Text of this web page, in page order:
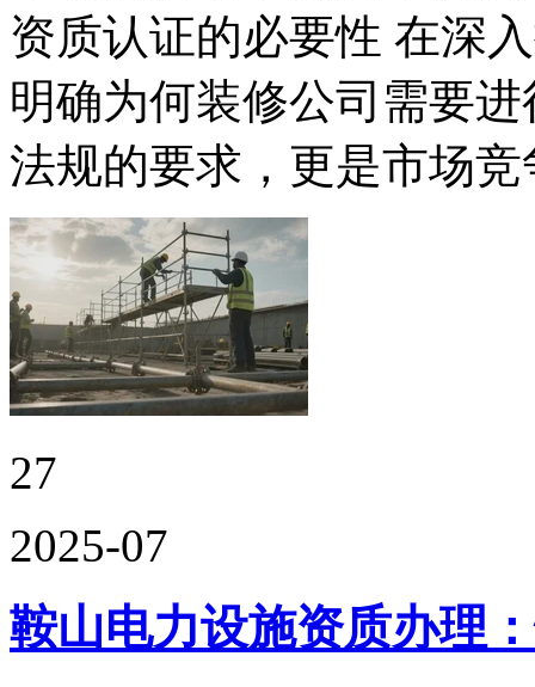
资质认证的必要性 在深
明确为何装修公司需要
法规的要求，更是市场
27
2025-07
鞍山电力设施资质办理